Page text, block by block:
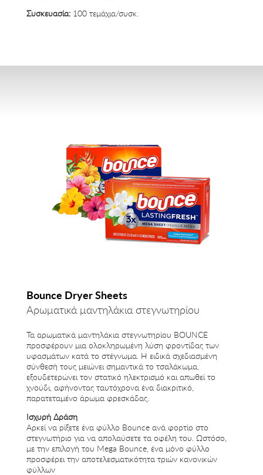
Συσκευασία:100 τεμάχια/συσκ.
Bounce Dryer Sheets
Αρωματικά μαντηλάκια στεγνωτηρίου
Τα αρωματικά μαντηλάκια στεγνωτηρίου BOUNCE
προσφέρουν μια ολοκληρωμένη λύση φροντίδας των
υφασμάτων κατά το στέγνωμα. Η ειδικά σχεδιασμένη
σύνθεσή τους μειώνει σημαντικά το τσαλάκωμα,
εξουδετερώνει τον στατικό ηλεκτρισμό και απωθεί το
χνούδι, αφήνοντας ταυτόχρονα ένα διακριτικό,
παρατεταμένο άρωμα φρεσκάδας.
Ισχυρή Δράση
Αρκεί να ρίξετε ένα φύλλο Bounce ανά φορτίο στο
στεγνωτήριο για να απολαύσετε τα οφέλη του. Ωστόσο,
με την επιλογή του Mega Bounce, ένα μόνο φύλλο
προσφέρει την αποτελεσματικότητα τριών κανονικών
φύλλων